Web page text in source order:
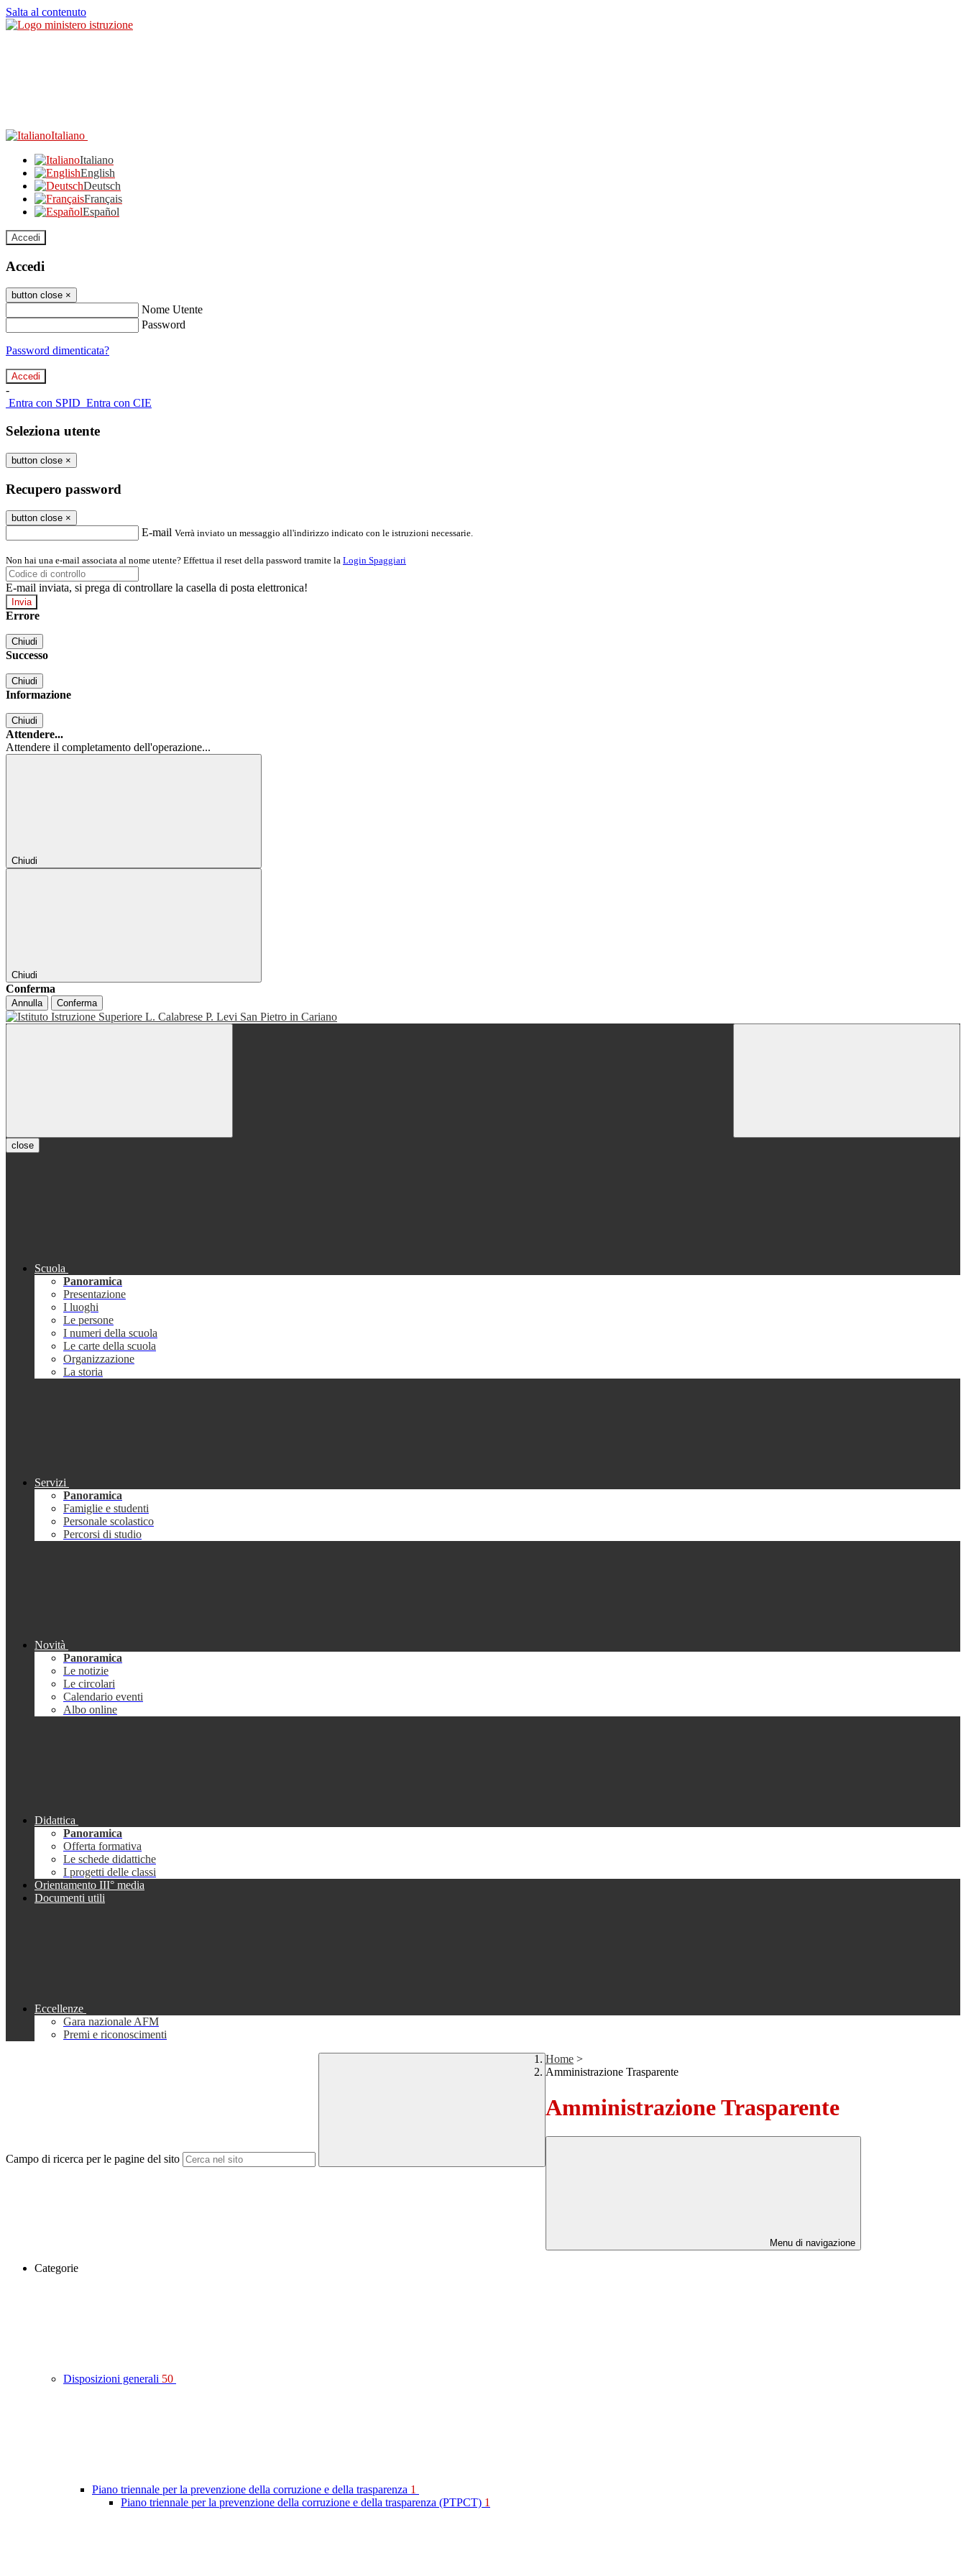
Salta al contenuto
Italiano
Italiano
English
Deutsch
Français
Español
Accedi
Accedi
button close ×
Nome Utente
Password
Password dimenticata?
-
Entra con SPID Entra con CIE
Seleziona utente
button close ×
Recupero password
button close ×
E-mail Verrà inviato un messaggio all'indirizzo indicato con le istruzioni necessarie.
Non hai una e-mail associata al nome utente? Effettua il reset della password tramite la Login Spaggiari
E-mail inviata, si prega di controllare la casella di posta elettronica!
Errore
Chiudi
Successo
Chiudi
Informazione
Chiudi
Attendere...
Attendere il completamento dell'operazione...
Chiudi
Chiudi
Conferma
Annulla Conferma
close
Scuola
Panoramica
Presentazione
I luoghi
Le persone
I numeri della scuola
Le carte della scuola
Organizzazione
La storia
Servizi
Panoramica
Famiglie e studenti
Personale scolastico
Percorsi di studio
Novità
Panoramica
Le notizie
Le circolari
Calendario eventi
Albo online
Didattica
Panoramica
Offerta formativa
Le schede didattiche
I progetti delle classi
Orientamento III° media
Documenti utili
Eccellenze
Gara nazionale AFM
Premi e riconoscimenti
Campo di ricerca per le pagine del sito
Home >
Amministrazione Trasparente
Amministrazione Trasparente
Menu di navigazione
Categorie
Disposizioni generali 50
Piano triennale per la prevenzione della corruzione e della trasparenza 1
Piano triennale per la prevenzione della corruzione e della trasparenza (PTPCT) 1